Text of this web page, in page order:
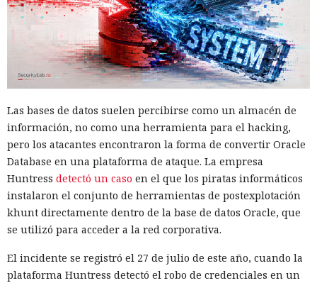
Las bases de datos suelen percibirse como un almacén de
información, no como una herramienta para el hacking,
pero los atacantes encontraron la forma de convertir Oracle
Database en una plataforma de ataque. La empresa
Huntress detectó un caso en el que los piratas informáticos
instalaron el conjunto de herramientas de postexplotación
khunt directamente dentro de la base de datos Oracle, que
se utilizó para acceder a la red corporativa.
El incidente se registró el 27 de julio de este año, cuando la
plataforma Huntress detectó el robo de credenciales en un